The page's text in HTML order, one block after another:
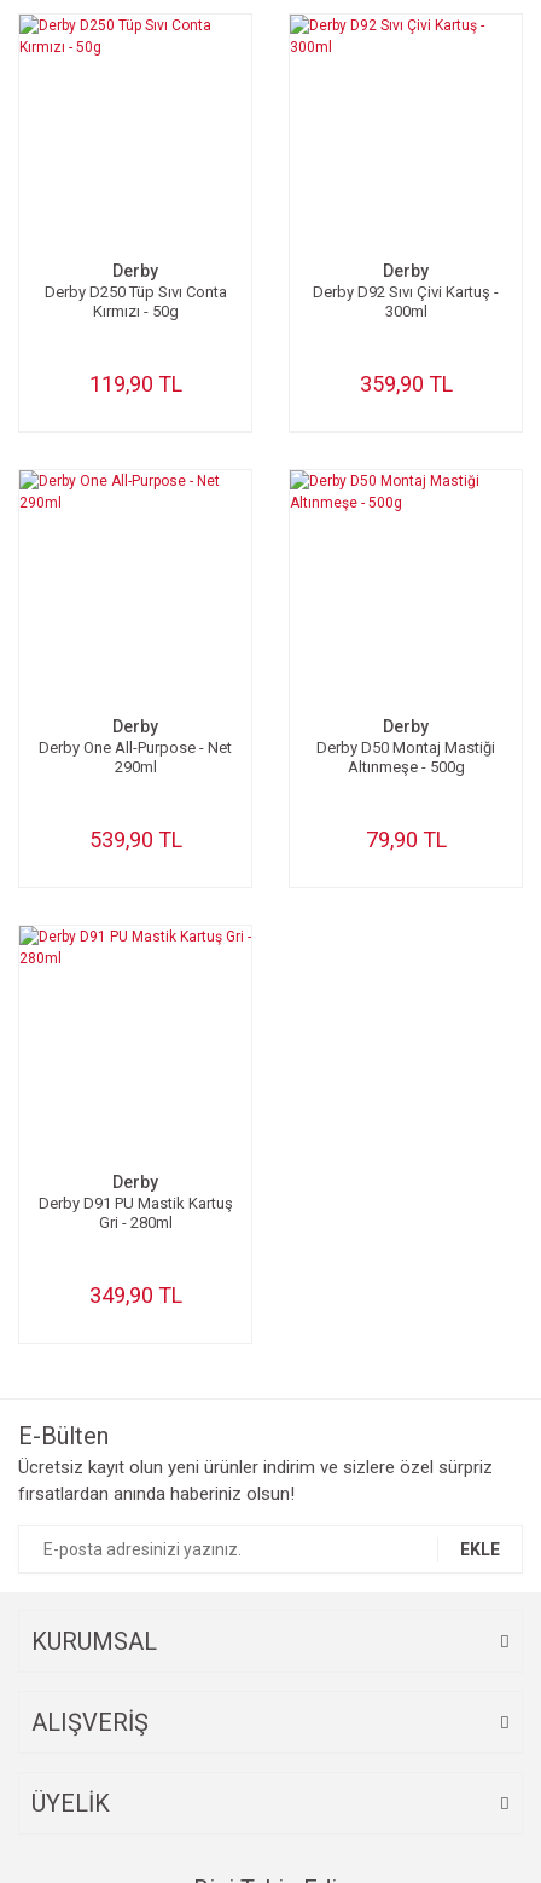
Derby
Derby D250 Tüp Sıvı Conta
Kırmızı - 50g
119,90 TL
Derby
Derby D92 Sıvı Çivi Kartuş -
300ml
359,90 TL
Derby
Derby One All-Purpose - Net
290ml
539,90 TL
Derby
Derby D50 Montaj Mastiği
Altınmeşe - 500g
79,90 TL
Derby
Derby D91 PU Mastik Kartuş
Gri - 280ml
349,90 TL
E-Bülten
Ücretsiz kayıt olun yeni ürünler indirim ve sizlere özel sürpriz
fırsatlardan anında haberiniz olsun!
EKLE
KURUMSAL
ALIŞVERİŞ
ÜYELİK